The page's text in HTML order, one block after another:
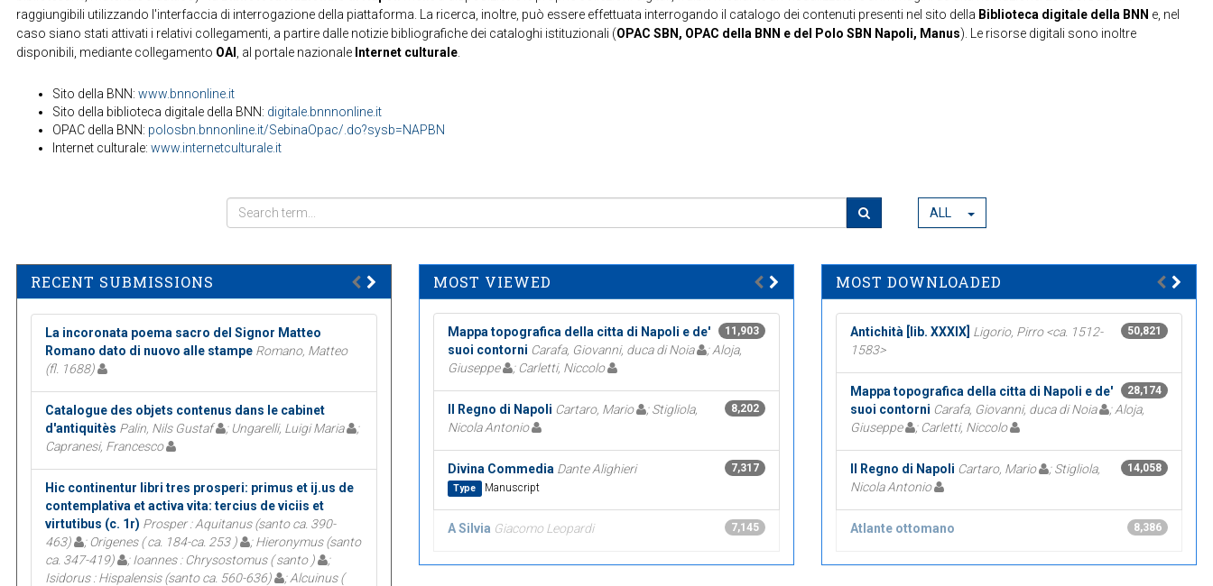
raggiungibili utilizzando l'interfaccia di interrogazione della piattaforma. La ricerca, inoltre, può essere effettuata interrogando il catalogo dei contenuti presenti nel sito della Biblioteca digitale della BNN e, nel
caso siano stati attivati i relativi collegamenti, a partire dalle notizie bibliografiche dei cataloghi istituzionali (OPAC SBN, OPAC della BNN e del Polo SBN Napoli, Manus). Le risorse digitali sono inoltre
disponibili, mediante collegamento OAI , al portale nazionale Internet culturale.
Sito della BNN: www.bnnonline.it
Sito della biblioteca digitale della BNN: digitale.bnnnonline.it
OPAC della BNN: polosbn.bnnonline.it/SebinaOpac/.do?sysb=NAPBN
Internet culturale: www.internetculturale.it
ALL
RECENT SUBMISSIONS
La incoronata poema sacro del Signor Matteo
Romano dato di nuovo alle stampe Romano, Matteo
(fl. 1688)
Catalogue des objets contenus dans le cabinet
d'antiquitès Palin, Nils Gustaf ; Ungarelli, Luigi Maria
;
Capranesi, Francesco
Hic continentur libri tres prosperi: primus et ij.us de
contemplativa et activa vita: tercius de viciis et
virtutibus (c. 1r) Prosper : Aquitanus (santo ca. 390-
463)
; Origenes ( ca. 184-ca. 253 )
; Hieronymus (santo
ca. 347-419)
; Ioannes : Chrysostomus ( santo )
;
Isidorus : Hispalensis (santo ca. 560-636)
; Alcuinus (
MOST VIEWED
11,903
Mappa topografica della citta di Napoli e de'
suoi contorni Carafa, Giovanni, duca di Noia
; Aloja,
Giuseppe
; Carletti, Niccolo
8,202
Il Regno di Napoli Cartaro, Mario
; Stigliola,
Nicola Antonio
7,317
Divina Commedia Dante Alighieri
Type Manuscript
7,145
A Silvia Giacomo Leopardi
MOST DOWNLOADED
50,821
Antichità [lib. XXXIX] Ligorio, Pirro <ca. 1512-
1583>
28,174
Mappa topografica della citta di Napoli e de'
suoi contorni Carafa, Giovanni, duca di Noia
; Aloja,
Giuseppe
; Carletti, Niccolo
14,058
Il Regno di Napoli Cartaro, Mario
; Stigliola,
Nicola Antonio
8,386
Atlante ottomano